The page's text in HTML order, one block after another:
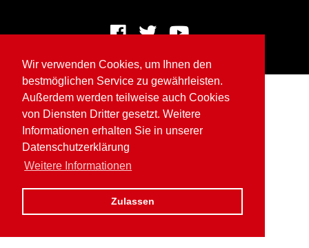
Wir verwenden Cookies, um Ihnen den
bestmöglichen Service zu gewährleisten.
Außerdem werden teilweise auch Cookies
von Diensten Dritter gesetzt. Weitere
Informationen erhalten Sie in unserer
Datenschutzerklärung
Weitere Informationen
Zulassen